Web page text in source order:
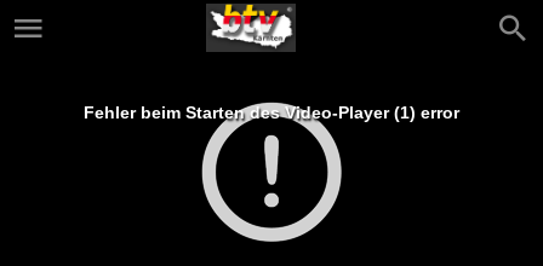
Fehler beim Starten des Video-Player (1) error